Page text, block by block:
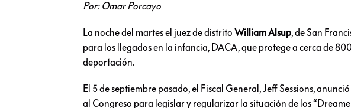
Por: Omar Porcayo
La noche del martes el juez de distritoWilliam Alsup, de San
para los llegados en la infancia, DACA, que protege a cerca de
deportación.
El 5 de septiembre pasado, el Fiscal General, Jeff Sessions,
al Congreso para legislar y regularizar la situación de los